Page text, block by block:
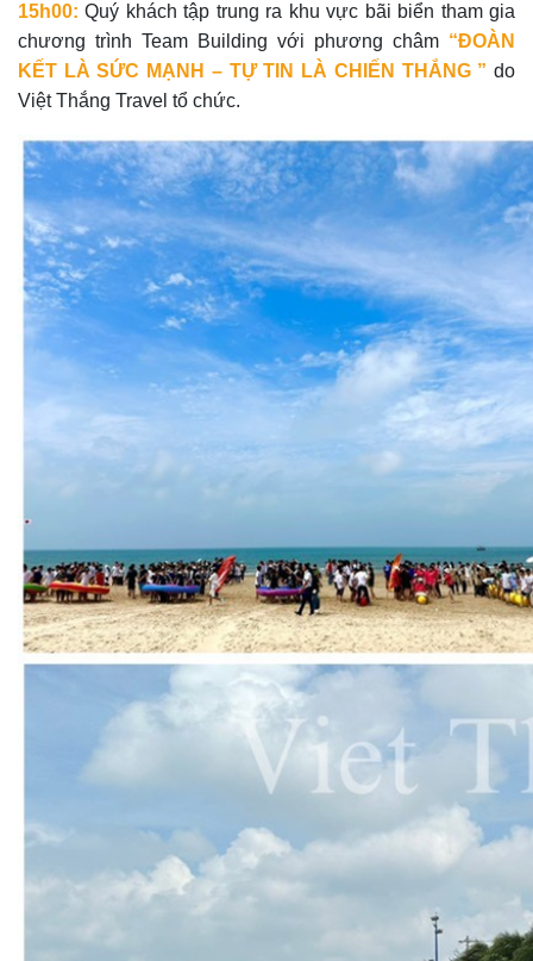
15h00: Quý khách tập trung ra khu vực bãi biển tham gia
chương trình Team Building với phương châm “ĐOÀN
KẾT LÀ SỨC MẠNH – TỰ TIN LÀ CHIẾN THẮNG ” do
Việt Thắng Travel tổ chức.